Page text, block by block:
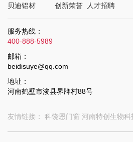
贝迪铝材
创新荣誉
人才招聘
服务热线：
400-888-5989
邮箱：
beidisuye@qq.com
地址：
河南鹤壁市浚县界牌村88号
友情链接： 科饶恩门窗 河南特创生物科